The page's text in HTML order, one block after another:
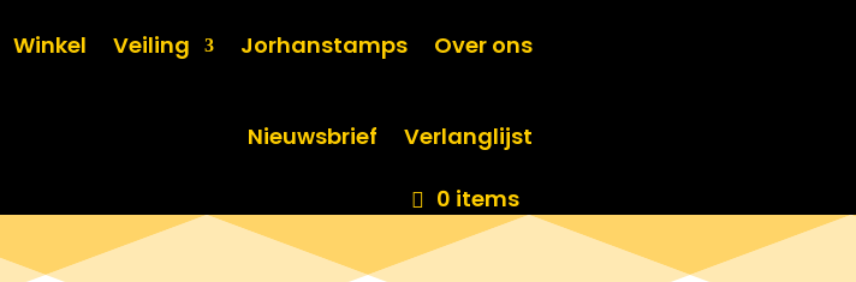
Winkel Veiling Jorhanstamps Over ons
Nieuwsbrief Verlanglijst
0 items